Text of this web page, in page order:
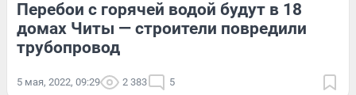
Перебои с горячей водой будут в 18
домах Читы — строители повредили
трубопровод
5 мая, 2022, 09:29 2 383 5